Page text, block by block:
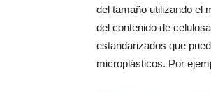
del tamaño utilizando el
del contenido de
estandarizados que
microplásticos. Por